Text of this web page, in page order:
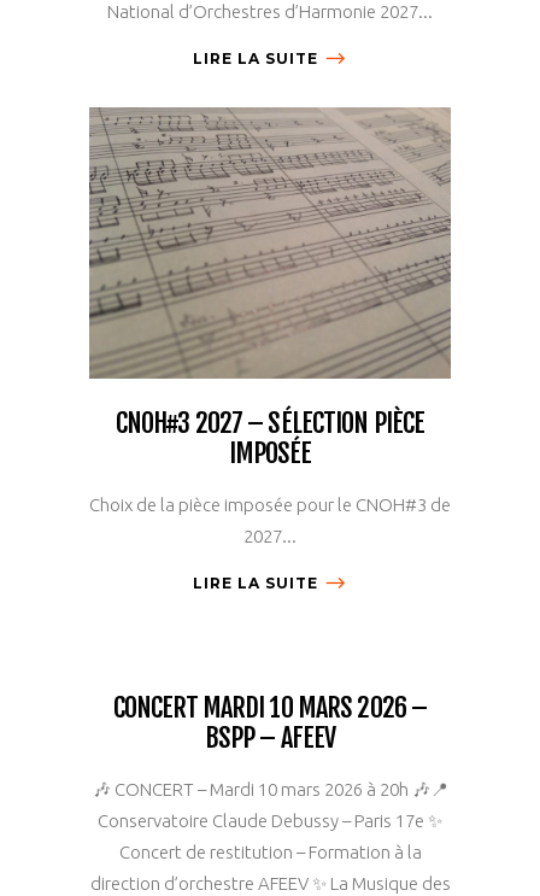
National d’Orchestres d’Harmonie 2027...
LIRE LA SUITE
CNOH#3 2027 – SÉLECTION PIÈCE
IMPOSÉE
Choix de la pièce imposée pour le CNOH#3 de
2027...
LIRE LA SUITE
CONCERT MARDI 10 MARS 2026 –
BSPP – AFEEV
🎶 CONCERT – Mardi 10 mars 2026 à 20h 🎶📍
Conservatoire Claude Debussy – Paris 17e ✨
Concert de restitution – Formation à la
direction d’orchestre AFEEV ✨ La Musique des